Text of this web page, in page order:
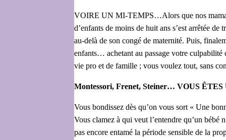
VOIRE UN MI-TEMPS…Alors que nos
d’enfants de moins de huit ans s’est arrêtée
au-delà de son congé de maternité. Puis,
enfants… achetant au passage votre culpabilité
vie pro et de famille ; vous voulez tout, sans
Montessori, Frenet, Steiner… VOUS
Vous bondissez dès qu’on vous sort « Une
Vous clamez à qui veut l’entendre qu’un bébé
pas encore entamé la période sensible de la